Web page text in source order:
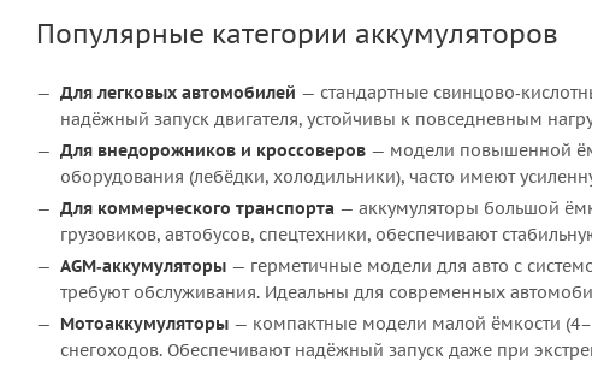
Популярные категории аккумуляторов
Для легковых автомобилей — стандартные
надёжный запуск двигателя, устойчивы к повседневным
Для внедорожников и кроссоверов — модели повышенной
оборудования (лебёдки, холодильники), часто имеют
Для коммерческого транспорта — аккумуляторы большой
грузовиков, автобусов, спецтехники, обеспечивают
AGM‑аккумуляторы — герметичные модели для авто с
требуют обслуживания. Идеальны для современных
Мотоаккумуляторы — компактные модели малой ёмкости
снегоходов. Обеспечивают надёжный запуск даже при